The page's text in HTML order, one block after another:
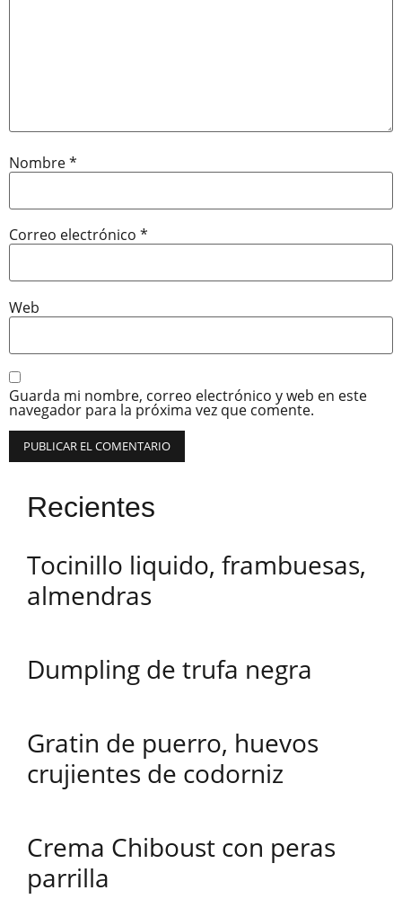
Nombre*
Correo electrónico *
Web
Guarda mi nombre, correo electrónico y web en este
navegador para la próxima vez que comente.
Recientes
Tocinillo liquido, frambuesas,
almendras
Dumpling de trufa negra
Gratin de puerro, huevos
crujientes de codorniz
Crema Chiboust con peras
parrilla